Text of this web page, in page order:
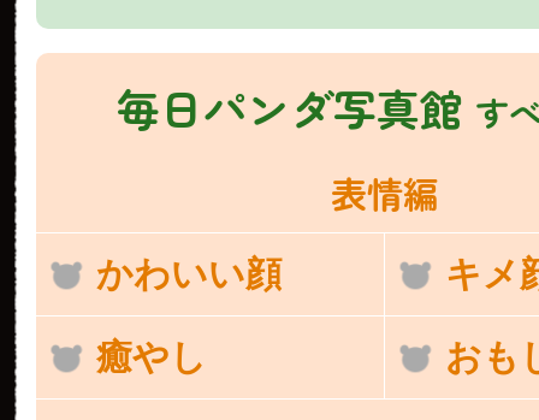
毎日パンダ写真館 す
表情編
かわいい顔 キメ
癒やし おも